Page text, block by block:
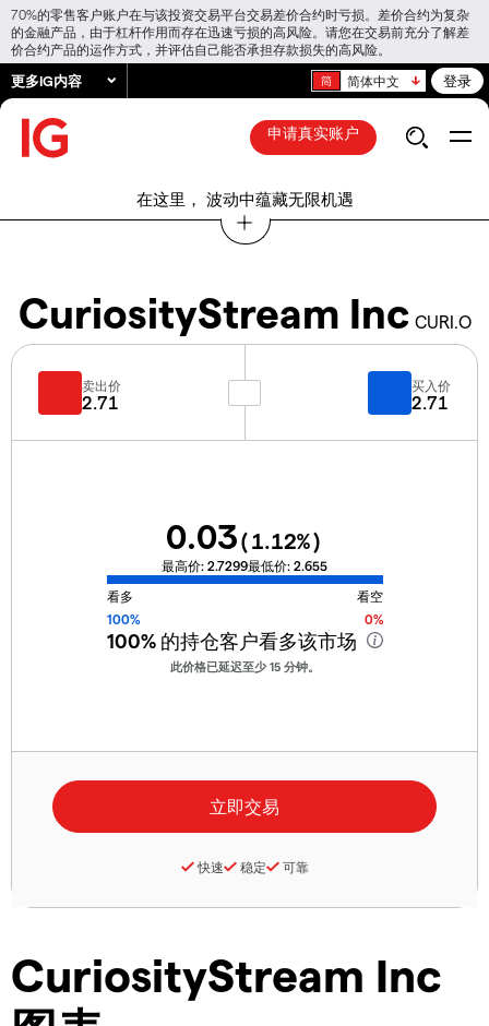
70%的零售客户账户在与该投资交易平台交易差价合约时亏损。差价合约为复杂
的金融产品，由于杠杆作用而存在迅速亏损的高风险。请您在交易前充分了解差
价合约产品的运作方式，并评估自己能否承担存款损失的高风险。
更多IG内容 简体中文 登录
申请真实账户
在这里， 波动中蕴藏无限机遇
CuriosityStream Inc CURI.O
CuriosityStream Inc
卖出价
2.71
买入价
2.71
0.03(1.12%)
最高价: 2.7299最低价: 2.655
看多
看空
100%
0%
100%的持仓客户看多该市场
此价格已延迟至少 15 分钟。
快速 稳定 可靠